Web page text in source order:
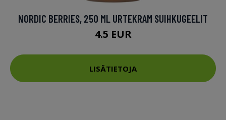
NORDIC BERRIES, 250 ML URTEKRAM SUIHKUGEELIT
4.5 EUR
LISÄTIETOJA